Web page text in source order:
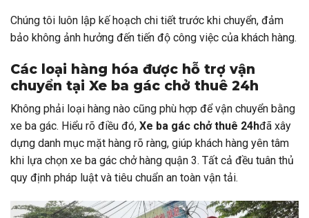
Chúng tôi luôn lập kế hoạch chi tiết trước khi chuyển, đảm
bảo không ảnh hưởng đến tiến độ công việc của khách hàng.
Các loại hàng hóa được hỗ trợ vận
chuyển tại Xe ba gác chở thuê 24h
Không phải loại hàng nào cũng phù hợp để vận chuyển bằng
xe ba gác. Hiểu rõ điều đó, Xe ba gác chở thuê 24hđã xây
dựng danh mục mặt hàng rõ ràng, giúp khách hàng yên tâm
khi lựa chọn xe ba gác chở hàng quận 3. Tất cả đều tuân thủ
quy định pháp luật và tiêu chuẩn an toàn vận tải.